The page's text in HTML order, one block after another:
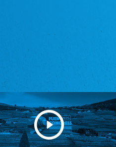
Youth of European Nationalities (YEN)
Zentralrat der Jenischen in Deutschland
e.V.
Central Council of Yenish in Germany
Zentralrat Deutscher Sinti und Roma